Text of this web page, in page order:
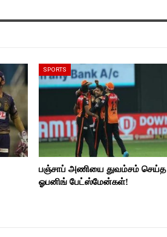
SPORTS
பஞ்சாப் அணியை துவம்சம் செய்த
ஓபனிங் பேட்ஸ்மேன்கள்!